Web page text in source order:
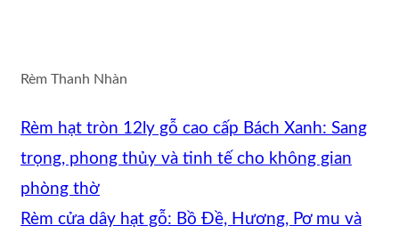
Rèm Thanh Nhàn
Rèm hạt tròn 12ly gỗ cao cấp Bách Xanh: Sang
trọng, phong thủy và tinh tế cho không gian
phòng thờ
Rèm cửa dây hạt gỗ: Bồ Đề, Hương, Pơ mu và